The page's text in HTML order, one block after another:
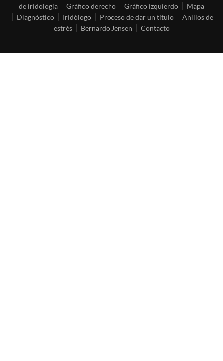
de iridología
Gráfico derecho Gráfico izquierdo
Mapa
Diagnóstico
Iridólogo Proceso de dar un título
Anillos de
estrés
Bernardo Jensen Contacto